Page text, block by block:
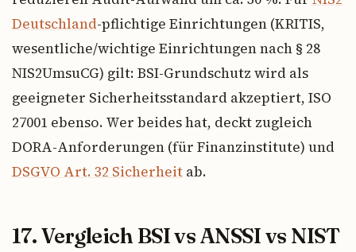
Deutschland-pflichtige Einrichtungen (KRITIS,
wesentliche/wichtige Einrichtungen nach § 28
NIS2UmsuCG) gilt: BSI-Grundschutz wird als
geeigneter Sicherheitsstandard akzeptiert, ISO
27001 ebenso. Wer beides hat, deckt zugleich
DORA-Anforderungen (für Finanzinstitute) und
DSGVO Art. 32 Sicherheit ab.
17. Vergleich BSI vs ANSSI vs NIST